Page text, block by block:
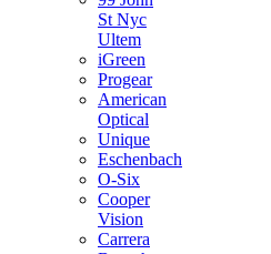
St Nyc
Ultem
iGreen
Progear
American
Optical
Unique
Eschenbach
O-Six
Cooper
Vision
Carrera